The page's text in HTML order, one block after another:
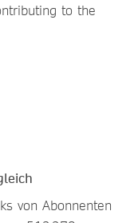
to the
von Abonnenten